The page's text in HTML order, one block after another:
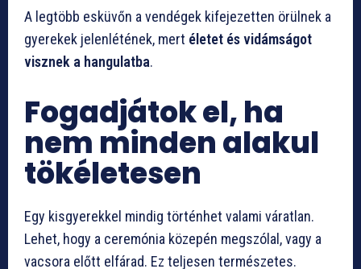
A legtöbb esküvőn a vendégek kifejezetten örülnek a
gyerekek jelenlétének, mert életet és vidámságot
visznek a hangulatba.
Fogadjátok el, ha
nem minden alakul
tökéletesen
Egy kisgyerekkel mindig történhet valami váratlan.
Lehet, hogy a ceremónia közepén megszólal, vagy a
vacsora előtt elfárad. Ez teljesen természetes.